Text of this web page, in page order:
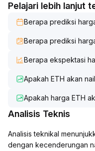
Pelajari lebih lanjut
Berapa prediksi
Berapa prediksi
Berapa ekspektasi
Apakah ETH akan
Apakah harga ETH
Analisis Teknis
Analisis teknikal
dengan kecenderungan